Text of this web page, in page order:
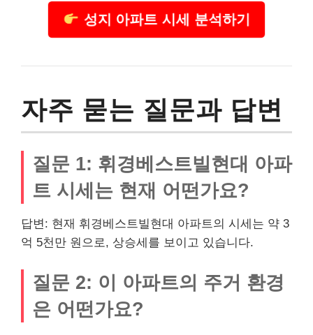
성지 아파트 시세 분석하기
자주 묻는 질문과 답변
질문 1: 휘경베스트빌현대 아파
트 시세는 현재 어떤가요?
답변: 현재 휘경베스트빌현대 아파트의 시세는 약 3
억 5천만 원으로, 상승세를 보이고 있습니다.
질문 2: 이 아파트의 주거 환경
은 어떤가요?